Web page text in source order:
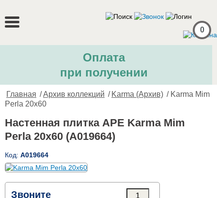
0
Оплата
при получении
Главная /Архив коллекций / Karma (Архив) / Karma Mim
Perla 20x60
Настенная плитка APE Karma Mim
Perla 20x60 (A019664)
Код: A019664
Звоните